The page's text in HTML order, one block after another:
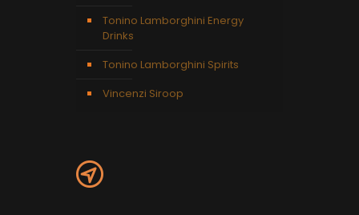
Tonino Lamborghini Energy
Drinks
Tonino Lamborghini Spirits
Vincenzi Siroop